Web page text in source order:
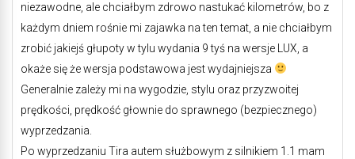
niezawodne, ale chciałbym zdrowo nastukać kilometrów, bo z
każdym dniem rośnie mi zajawka na ten temat, a nie chciałbym
zrobić jakiejś głupoty w tylu wydania 9 tyś na wersje LUX, a
okaże się że wersja podstawowa jest wydajniejsza
Generalnie zależy mi na wygodzie, stylu oraz przyzwoitej
prędkości, prędkość głownie do sprawnego (bezpiecznego)
wyprzedzania.
Po wyprzedzaniu Tira autem służbowym z silnikiem 1.1 mam